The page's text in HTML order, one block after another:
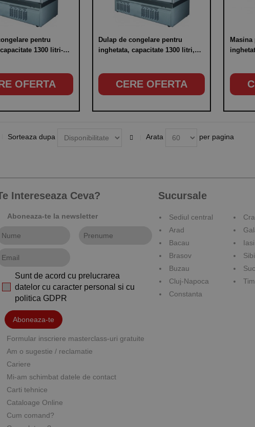
pentru
OFERTA
Dulap de congelare pentru
inghetata, capacitate 1300 litri,
CERE OFERTA
Masina
Sorteaza dupa Arata per pagina
Intereseaza Ceva?
Aboneaza-te la newsletter
Sunt de acord cu prelucrarea
datelor cu caracter personal si cu
politica GDPR
Aboneaza-te
Formular inscriere masterclass-uri gratuite
Am o sugestie / reclamatie
Cariere
Mi-am schimbat datele de contact
Carti tehnice
Cataloage Online
Cum comand?
Sucursale
Sediul central
Arad
Bacau
Brasov
Buzau
Cluj-Napoca
Constanta
Iasi